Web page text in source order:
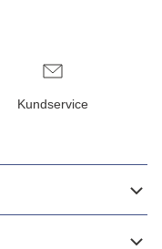
Kundservice